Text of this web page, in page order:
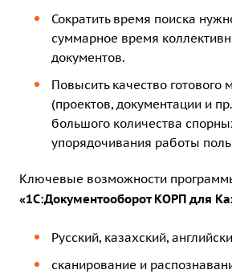
Сократить время поиска
суммарное время
документов.
Повысить качество готового
(проектов, документации и
большого количества
упорядочивания работы
Ключевые возможности
«1С:Документооборот КОРП для
Русский, казахский,
сканирование и